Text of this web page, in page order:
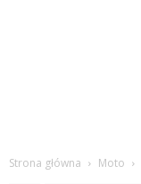
Strona główna Moto